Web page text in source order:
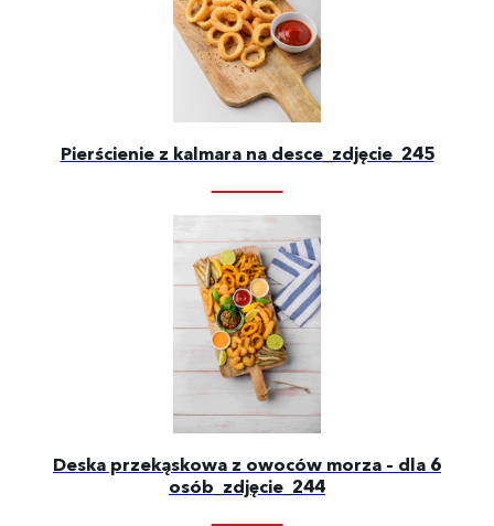
Pierścienie z kalmara na desce_zdjęcie_245
Deska przekąskowa z owoców morza – dla 6
osób_zdjęcie_244